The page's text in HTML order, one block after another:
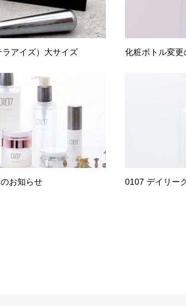
アイズ）大サイズ 化粧ボトル変
お知らせ 0107 デイリー